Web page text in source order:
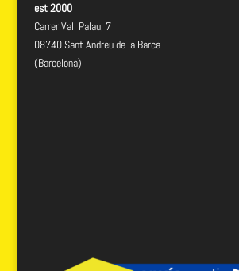
est 2000
Carrer Vall Palau, 7
08740 Sant Andreu de la Barca
(Barcelona)